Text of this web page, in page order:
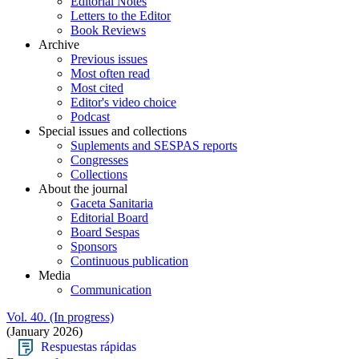
Letters to the Editor
Book Reviews
Archive
Previous issues
Most often read
Most cited
Editor's video choice
Podcast
Special issues and collections
Suplements and SESPAS reports
Congresses
Collections
About the journal
Gaceta Sanitaria
Editorial Board
Board Sespas
Sponsors
Continuous publication
Media
Communication
Vol. 40. (In progress)
(January 2026)
Respuestas rápidas